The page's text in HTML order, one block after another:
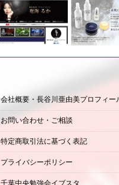
会社概要・長谷川亜由美プロフィー
お問い合わせ・ご相談
特定商取引法に基づく表記
プライバシーポリシー
千葉中央勉強会イブスタ